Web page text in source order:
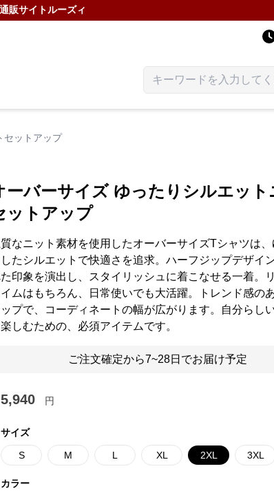
販サイトルーズィ
セットアップ
ーバーサイズ ゆったりシルエット
ットアップ
質なニット素材を使用したオーバーサイズTシャツは、
したシルエットで快適さを追求。ハーフジップデザイ
印象を演出し、スタイリッシュに着こなせる一着。
イムはもちろん、日常使いでも大活躍。トレンド感の
プで、コーディネートの幅が広がります。自分らし
しむための、必須アイテムです。
ご注文確定から7~28日でお届け予定
5,940 円
サイズ
S M L XL 2XL 3XL
カラー